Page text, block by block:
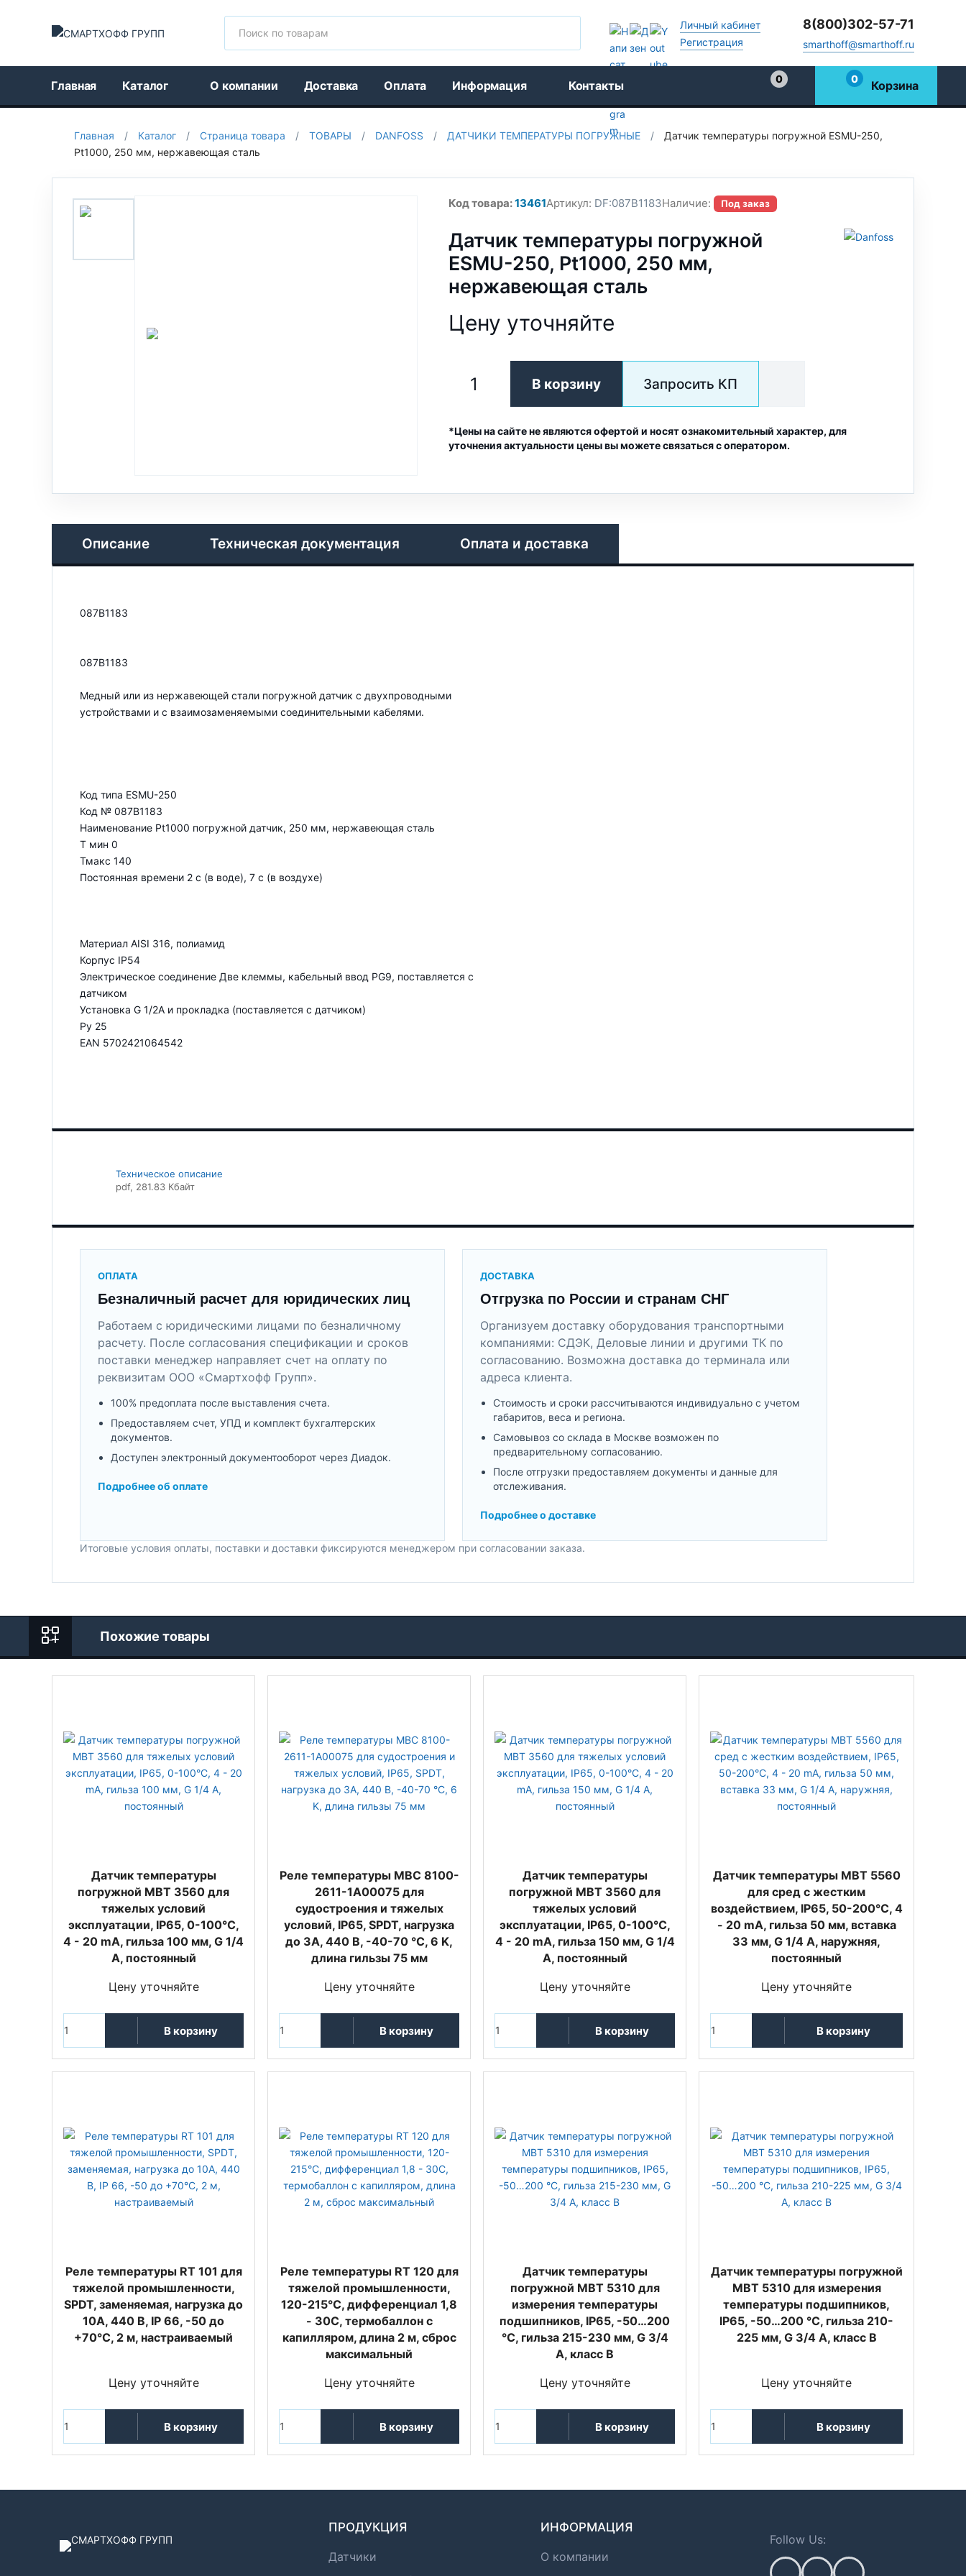
Личный кабинет
Регистрация
8(800)302-57-71
smarthoff@smarthoff.ru
Главная Каталог О компании Доставка Оплата Информация Контакты
0
0 Корзина
Главная / Каталог / Страница товара / ТОВАРЫ / DANFOSS / ДАТЧИКИ ТЕМПЕРАТУРЫ ПОГРУЖНЫЕ /
Датчик температуры погружной ESMU-250,
Pt1000, 250 мм, нержавеющая сталь
Код товара:13461Артикул: DF:087B1183Наличие: Под заказ
Датчик температуры погружной
ESMU-250, Pt1000, 250 мм,
нержавеющая сталь
Цену уточняйте
В корзину Запросить КП
*Цены на сайте не являются офертой и носят ознакомительный характер, для
уточнения актуальности цены вы можете связаться с оператором.
Описание Техническая документация Оплата и доставка
087B1183
087B1183
Медный или из нержавеющей стали погружной датчик с двухпроводными
устройствами и с взаимозаменяемыми соединительными кабелями.
Код типа ESMU-250
Код № 087B1183
Наименование Pt1000 погружной датчик, 250 мм, нержавеющая сталь
Т мин 0
Тмакс 140
Постоянная времени 2 с (в воде), 7 с (в воздухе)
Материал AISI 316, полиамид
Корпус IP54
Электрическое соединение Две клеммы, кабельный ввод PG9, поставляется с
датчиком
Установка G 1/2A и прокладка (поставляется с датчиком)
Ру 25
EAN 5702421064542
Техническое описание
pdf, 281.83 Кбайт
ОПЛАТА
Безналичный расчет для юридических лиц
Работаем с юридическими лицами по безналичному
расчету. После согласования спецификации и сроков
поставки менеджер направляет счет на оплату по
реквизитам ООО «Смартхофф Групп».
100% предоплата после выставления счета.
Предоставляем счет, УПД и комплект бухгалтерских
документов.
Доступен электронный документооборот через Диадок.
Подробнее об оплате
ДОСТАВКА
Отгрузка по России и странам СНГ
Организуем доставку оборудования транспортными
компаниями: СДЭК, Деловые линии и другими ТК по
согласованию. Возможна доставка до терминала или
адреса клиента.
Стоимость и сроки рассчитываются индивидуально с учетом
габаритов, веса и региона.
Самовывоз со склада в Москве возможен по
предварительному согласованию.
После отгрузки предоставляем документы и данные для
отслеживания.
Подробнее о доставке
Итоговые условия оплаты, поставки и доставки фиксируются менеджером при согласовании заказа.
Похожие товары
Датчик температуры
погружной MBT 3560 для
тяжелых условий
эксплуатации, IP65, 0-100°C,
4 - 20 mA, гильза 100 мм, G 1/4
A, постоянный
Цену уточняйте
В корзину
Реле температуры MBC 8100-
2611-1A00075 для
судостроения и тяжелых
условий, IP65, SPDT, нагрузка
до 3А, 440 В, -40-70 °C, 6 K,
длина гильзы 75 мм
Цену уточняйте
В корзину
Датчик температуры
погружной MBT 3560 для
тяжелых условий
эксплуатации, IP65, 0-100°C,
4 - 20 mA, гильза 150 мм, G 1/4
A, постоянный
Цену уточняйте
В корзину
Датчик температуры MBT 5560
для сред с жестким
воздействием, IP65, 50-200°C, 4
- 20 mA, гильза 50 мм, вставка
33 мм, G 1/4 A, наружняя,
постоянный
Цену уточняйте
В корзину
Реле температуры RT 101 для
тяжелой промышленности,
SPDT, заменяемая, нагрузка до
10А, 440 В, IP 66, -50 до
+70°С, 2 м, настраиваемый
Цену уточняйте
В корзину
Реле температуры RT 120 для
тяжелой промышленности,
120-215°С, дифференциал 1,8
- 30С, термобаллон с
капилляром, длина 2 м, сброс
максимальный
Цену уточняйте
В корзину
Датчик температуры
погружной MBT 5310 для
измерения температуры
подшипников, IP65, -50…200
°C, гильза 215-230 мм, G 3/4
А, класс B
Цену уточняйте
В корзину
Датчик температуры погружной
MBT 5310 для измерения
температуры подшипников,
IP65, -50…200 °C, гильза 210-
225 мм, G 3/4 A, класс B
Цену уточняйте
В корзину
ПРОДУКЦИЯ
Датчики
ИНФОРМАЦИЯ
О компании
Follow Us: